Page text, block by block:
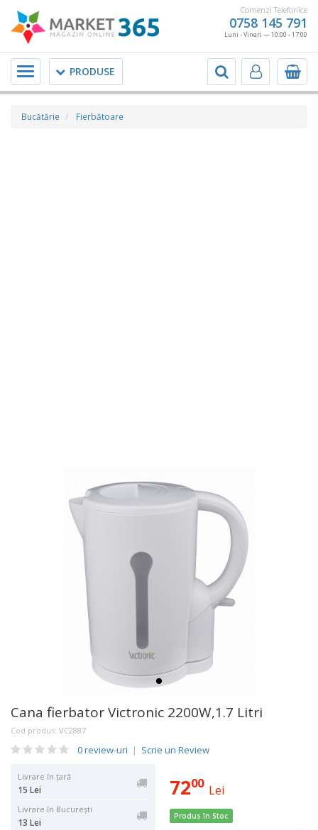
Comenzi Telefonice
0758 145 791
Luni - Vineri — 10:00 - 17:00
PRODUSE
Meniu
Bucătărie Fierbătoare
Cana fierbator Victronic 2200W,1.7 Litri
Cod produs: VC2887
0 review-uri | Scrie un Review
Livrare în țară
15 Lei
Livrare în București
13 Lei
7200 Lei
Produs în Stoc